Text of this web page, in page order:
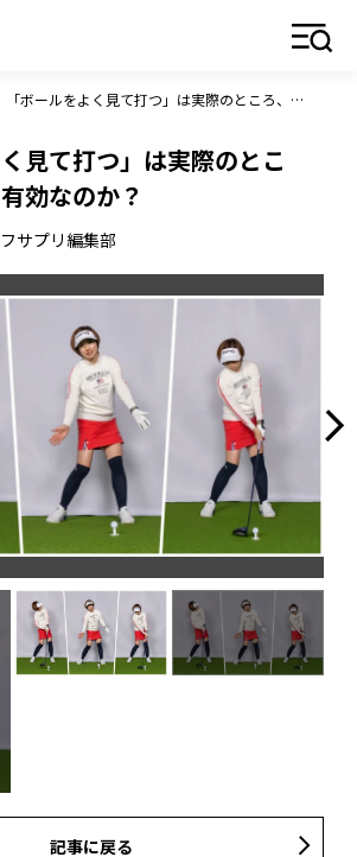
「ボールをよく見て打つ」は実際のところ、どれだけ有効なのか？
く見て打つ」は実際のとこ
効なのか？
サプリ編集部
記事に戻る